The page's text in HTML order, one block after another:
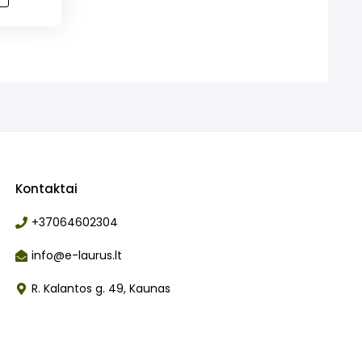
Kontaktai
+37064602304
info@e-laurus.lt
R. Kalantos g. 49, Kaunas